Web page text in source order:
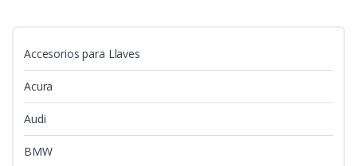
Accesorios para Llaves
Acura
Audi
BMW